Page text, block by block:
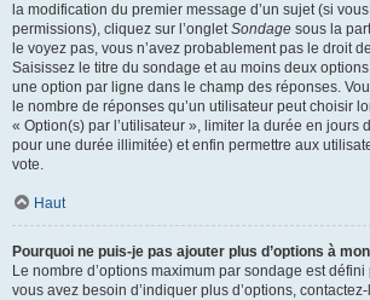
la modification du premier message d’un sujet (si
permissions), cliquez sur l’ongletSondage sous la
le voyez pas, vous n’avez probablement pas le droit
Saisissez le titre du sondage et au moins deux
une option par ligne dans le champ des réponses.
le nombre de réponses qu’un utilisateur peut choisir
« Option(s) par l’utilisateur », limiter la durée en jours
pour une durée illimitée) et enfin permettre aux
vote.
Haut
Pourquoi ne puis-je pas ajouter plus d’options à
Le nombre d’options maximum par sondage est défini
vous avez besoin d’indiquer plus d’options,